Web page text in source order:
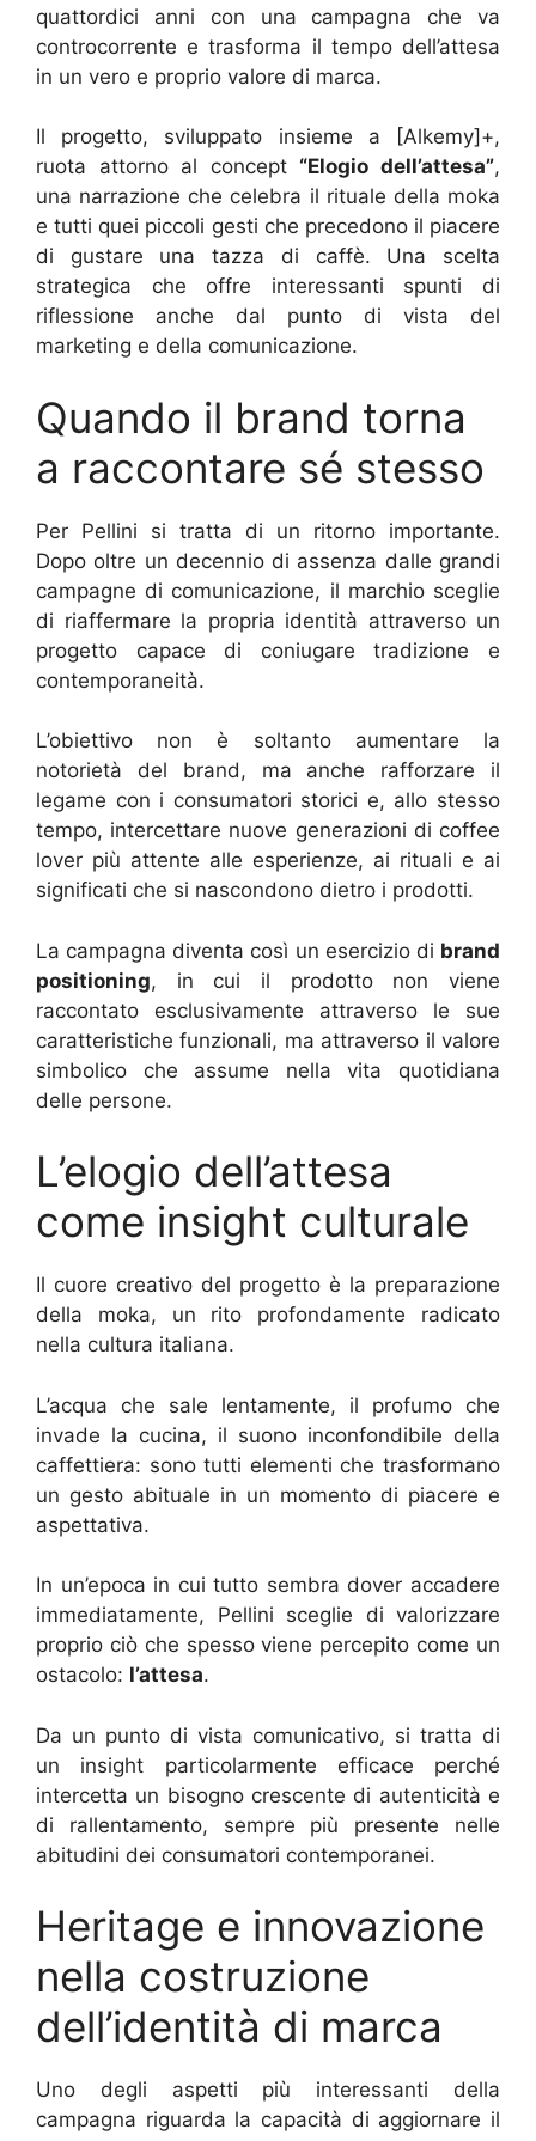
quattordici anni con una campagna che va
controcorrente e trasforma il tempo dell’attesa
in un vero e proprio valore di marca.
Il progetto, sviluppato insieme a [Alkemy]+,
ruota attorno al concept “Elogio dell’attesa”,
una narrazione che celebra il rituale della moka
e tutti quei piccoli gesti che precedono il piacere
di gustare una tazza di caffè. Una scelta
strategica che offre interessanti spunti di
riflessione anche dal punto di vista del
marketing e della comunicazione.
Quando il brand torna
a raccontare sé stesso
Per Pellini si tratta di un ritorno importante.
Dopo oltre un decennio di assenza dalle grandi
campagne di comunicazione, il marchio sceglie
di riaffermare la propria identità attraverso un
progetto capace di coniugare tradizione e
contemporaneità.
L’obiettivo non è soltanto aumentare la
notorietà del brand, ma anche rafforzare il
legame con i consumatori storici e, allo stesso
tempo, intercettare nuove generazioni di coffee
lover più attente alle esperienze, ai rituali e ai
significati che si nascondono dietro i prodotti.
La campagna diventa così un esercizio di brand
positioning, in cui il prodotto non viene
raccontato esclusivamente attraverso le sue
caratteristiche funzionali, ma attraverso il valore
simbolico che assume nella vita quotidiana
delle persone.
L’elogio dell’attesa
come insight culturale
Il cuore creativo del progetto è la preparazione
della moka, un rito profondamente radicato
nella cultura italiana.
L’acqua che sale lentamente, il profumo che
invade la cucina, il suono inconfondibile della
caffettiera: sono tutti elementi che trasformano
un gesto abituale in un momento di piacere e
aspettativa.
In un’epoca in cui tutto sembra dover accadere
immediatamente, Pellini sceglie di valorizzare
proprio ciò che spesso viene percepito come un
ostacolo: l’attesa.
Da un punto di vista comunicativo, si tratta di
un insight particolarmente efficace perché
intercetta un bisogno crescente di autenticità e
di rallentamento, sempre più presente nelle
abitudini dei consumatori contemporanei.
Heritage e innovazione
nella costruzione
dell’identità di marca
Uno degli aspetti più interessanti della
campagna riguarda la capacità di aggiornare il